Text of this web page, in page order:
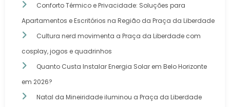
Conforto Térmico e Privacidade: Soluções para
Apartamentos e Escritórios na Região da Praça da Liberdade
Cultura nerd movimenta a Praça da Liberdade com
cosplay, jogos e quadrinhos
Quanto Custa Instalar Energia Solar em Belo Horizonte
em 2026?
Natal da Mineiridade iluminou a Praça da Liberdade